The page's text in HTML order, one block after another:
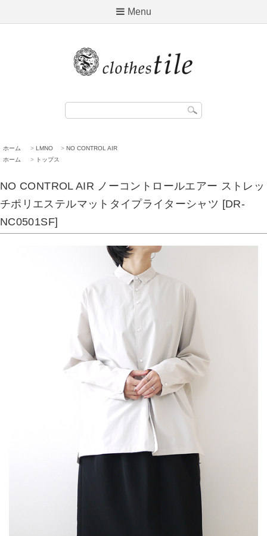
Menu
ホーム > LMNO > NO CONTROL AIR
ホーム
> トップス
NO CONTROL AIR ノーコントロールエアー ストレッ
チポリエステルマットタイプライターシャツ [DR-
NC0501SF]